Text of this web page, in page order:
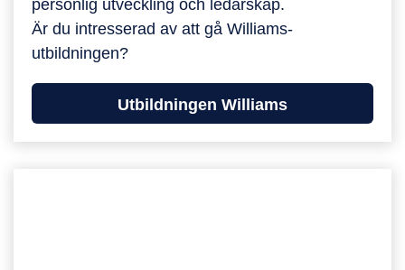
personlig utveckling och ledarskap.
Är du intresserad av att gå Williams-
utbildningen?
Utbildningen Williams